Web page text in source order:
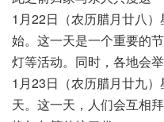
1月22日（农历腊月廿八
始。这一天是一个重要的
灯等活动。同时，各地会
1月23日（农历腊月廿九
天。这一天，人们会互相